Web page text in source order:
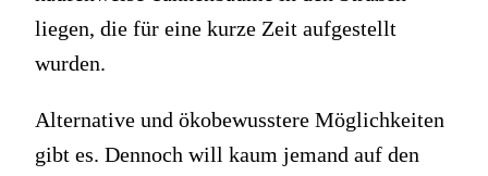
liegen, die für eine kurze Zeit aufgestellt
wurden.
Alternative und ökobewusstere Möglichkeiten
gibt es. Dennoch will kaum jemand auf den